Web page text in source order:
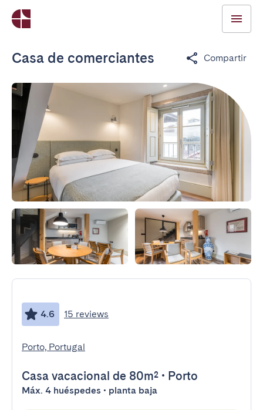
Casa de comerciantes Compartir
4.6 15 reviews
Porto, Portugal
Casa vacacional de 80m² • Porto
Máx. 4 huéspedes • planta baja